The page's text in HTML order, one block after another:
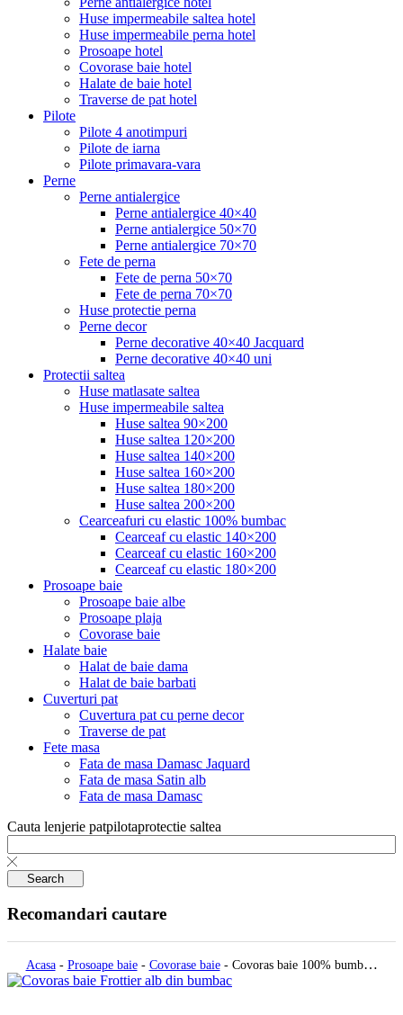
Huse impermeabile saltea hotel
Huse impermeabile perna hotel
Prosoape hotel
Covorase baie hotel
Halate de baie hotel
Traverse de pat hotel
Pilote
Pilote 4 anotimpuri
Pilote de iarna
Pilote primavara-vara
Perne
Perne antialergice
Perne antialergice 40×40
Perne antialergice 50×70
Perne antialergice 70×70
Fete de perna
Fete de perna 50×70
Fete de perna 70×70
Huse protectie perna
Perne decor
Perne decorative 40×40 Jacquard
Perne decorative 40×40 uni
Protectii saltea
Huse matlasate saltea
Huse impermeabile saltea
Huse saltea 90×200
Huse saltea 120×200
Huse saltea 140×200
Huse saltea 160×200
Huse saltea 180×200
Huse saltea 200×200
Cearceafuri cu elastic 100% bumbac
Cearceaf cu elastic 140×200
Cearceaf cu elastic 160×200
Cearceaf cu elastic 180×200
Prosoape baie
Prosoape baie albe
Prosoape plaja
Covorase baie
Halate baie
Halat de baie dama
Halat de baie barbati
Cuverturi pat
Cuvertura pat cu perne decor
Traverse de pat
Fete masa
Fata de masa Damasc Jaquard
Fata de masa Satin alb
Fata de masa Damasc
Cauta lenjerie patpilotaprotectie saltea
Search
Recomandari cautare
Acasa- Prosoape baie- Covorase baie- Covoras baie 100% bumbac,
model Greek Border cu Talpi